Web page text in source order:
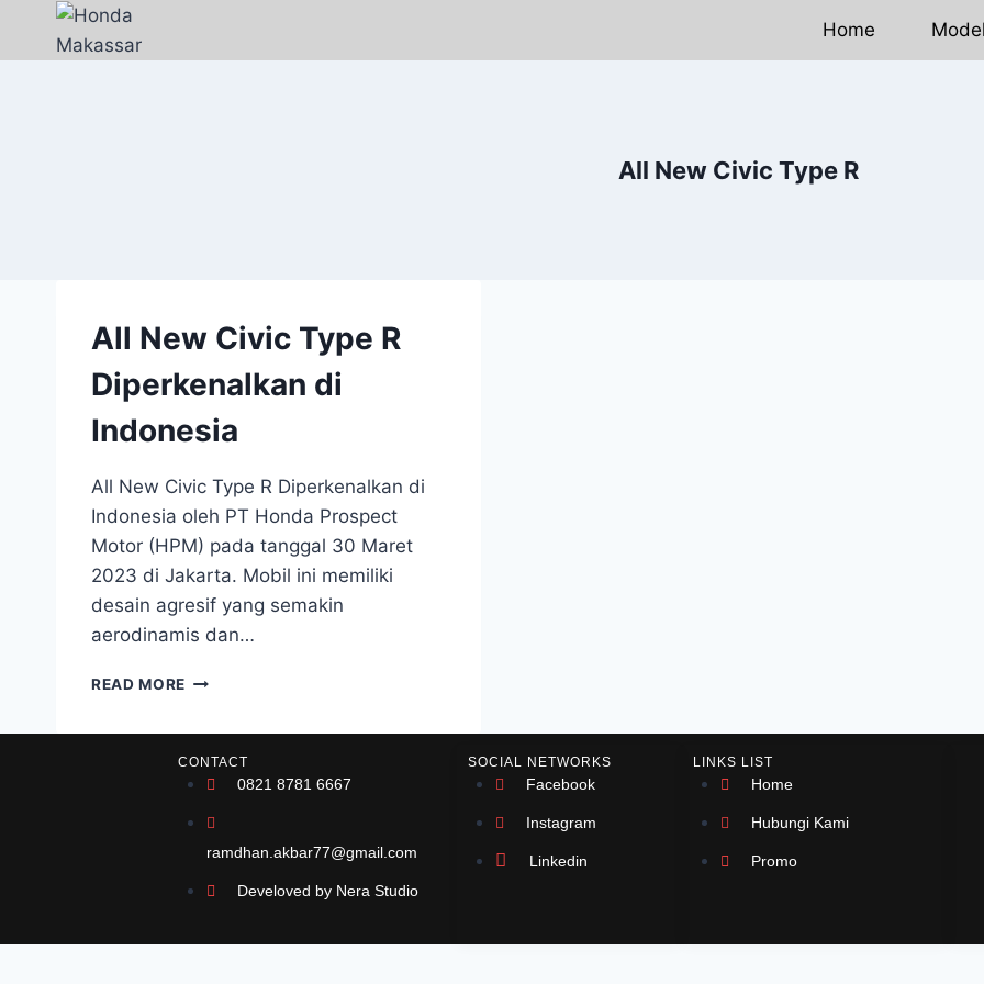
Home Model
All New Civic Type R
All New Civic Type R
Diperkenalkan di
Indonesia
All New Civic Type R Diperkenalkan di
Indonesia oleh PT Honda Prospect
Motor (HPM) pada tanggal 30 Maret
2023 di Jakarta. Mobil ini memiliki
desain agresif yang semakin
aerodinamis dan…
READ MORE
CONTACT
0821 8781 6667
ramdhan.akbar77@gmail.com
Develoved by Nera Studio
SOCIAL NETWORKS
Facebook
Instagram
Linkedin
LINKS LIST
Home
Hubungi Kami
Promo